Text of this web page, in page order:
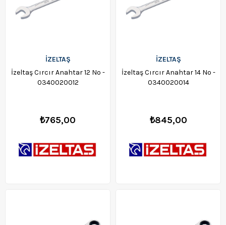
İZELTAŞ
İzeltaş Cırcır Anahtar 12 No -
0340020012
₺765,00
İZELTAŞ
İzeltaş Cırcır Anahtar 14 No -
0340020014
₺845,00